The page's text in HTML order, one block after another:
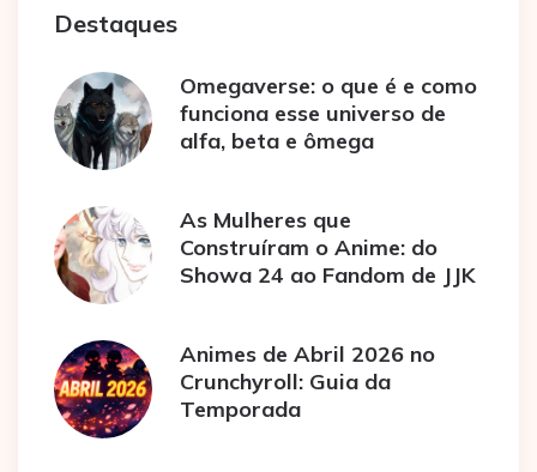
Destaques
Omegaverse: o que é e como
funciona esse universo de
alfa, beta e ômega
As Mulheres que
Construíram o Anime: do
Showa 24 ao Fandom de JJK
Animes de Abril 2026 no
Crunchyroll: Guia da
Temporada